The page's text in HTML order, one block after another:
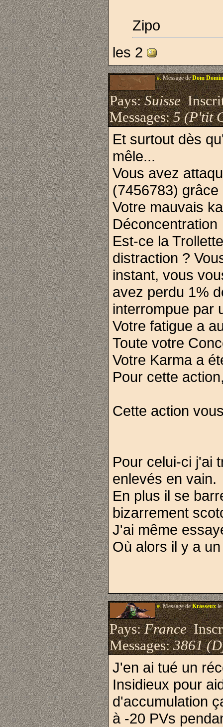
Zipo
les 2
#.Message deDom
Pays:Suisse
Messages:5 (P'tit
Et surtout dès
mêle...
Vous avez
(7456783)
Votre mauvais
Est-ce la
distraction ?
instant, vous
avez perdu 1%
interrompue par
Votre fatigue a
Toute votre
Votre Karma a
Pour cette
Cette action
Pour celui-ci j'ai
enlevés en vain.
En plus il se
bizarrement
J'ai même
Où alors il y a
#.Message deKrasseuxle
Pays:France
Messages:3861
J'en ai tué un
Insidieux pour
d'accumulation
à -20 PVs